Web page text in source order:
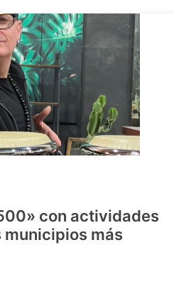
con actividades
municipios más